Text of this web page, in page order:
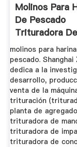
Molinos Para
De Pescado
Trituradora De
Cono
molinos para
pescado. Shanghai
dedica a la
desarrollo,
venta de la
trituración
planta de
trituradora de
trituradora de
trituradora de